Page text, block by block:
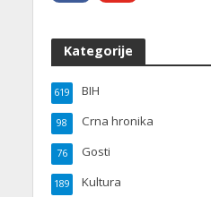
Kategorije
BIH
619
Crna hronika
98
Gosti
76
Kultura
189